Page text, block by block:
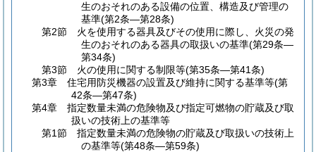
生のおそれのある設備の位置、構造及び管理の
基準(第2条―第28条)
第2節
火を使用する器具及びその使用に際し、火災の発
生のおそれのある器具の取扱いの基準(第29条―
第34条)
第3節
火の使用に関する制限等(第35条―第41条)
第3章
住宅用防災機器の設置及び維持に関する基準等(第
42条―第47条)
第4章
指定数量未満の危険物及び指定可燃物の貯蔵及び取
扱いの技術上の基準等
第1節
指定数量未満の危険物の貯蔵及び取扱いの技術上
の基準等(第48条―第59条)